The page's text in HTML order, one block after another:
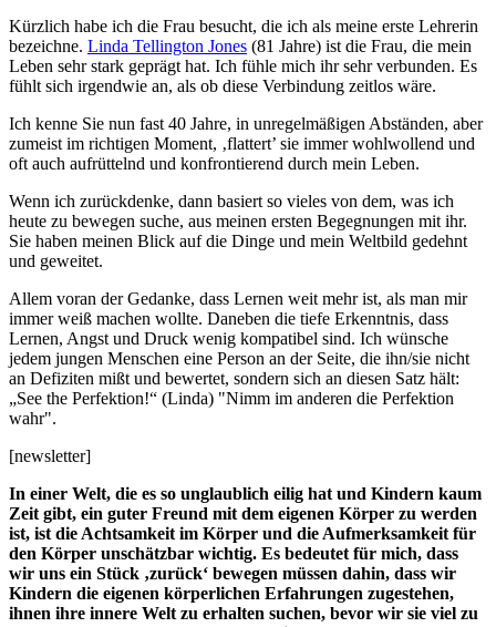
Kürzlich habe ich die Frau besucht, die ich als meine erste Lehrerin
bezeichne. Linda Tellington Jones (81 Jahre) ist die Frau, die mein
Leben sehr stark geprägt hat. Ich fühle mich ihr sehr verbunden. Es
fühlt sich irgendwie an, als ob diese Verbindung zeitlos wäre.
Ich kenne Sie nun fast 40 Jahre, in unregelmäßigen Abständen, aber
zumeist im richtigen Moment, ‚flattert’ sie immer wohlwollend und
oft auch aufrüttelnd und konfrontierend durch mein Leben.
Wenn ich zurückdenke, dann basiert so vieles von dem, was ich
heute zu bewegen suche, aus meinen ersten Begegnungen mit ihr.
Sie haben meinen Blick auf die Dinge und mein Weltbild gedehnt
und geweitet.
Allem voran der Gedanke, dass Lernen weit mehr ist, als man mir
immer weiß machen wollte. Daneben die tiefe Erkenntnis, dass
Lernen, Angst und Druck wenig kompatibel sind. Ich wünsche
jedem jungen Menschen eine Person an der Seite, die ihn/sie nicht
an Defiziten mißt und bewertet, sondern sich an diesen Satz hält:
„See the Perfektion!“ (Linda) "Nimm im anderen die Perfektion
wahr".
[newsletter]
In einer Welt, die es so unglaublich eilig hat und Kindern kaum
Zeit gibt, ein guter Freund mit dem eigenen Körper zu werden
ist, ist die Achtsamkeit im Körper und die Aufmerksamkeit für
den Körper unschätzbar wichtig. Es bedeutet für mich, dass
wir uns ein Stück ‚zurück‘ bewegen müssen dahin, dass wir
Kindern die eigenen körperlichen Erfahrungen zugestehen,
ihnen ihre innere Welt zu erhalten suchen, bevor wir sie viel zu